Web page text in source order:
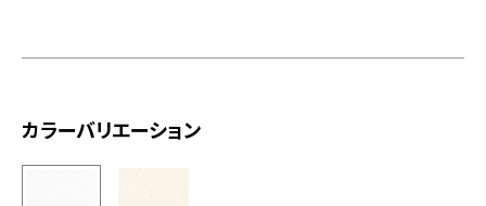
プライバシーポリシー
カラーバリエーション